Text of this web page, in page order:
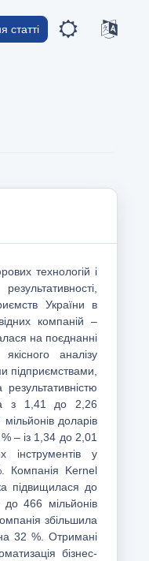
статті
технологій і
України в
компаній –
на поєднанні
аналізу
підприємствами,
з 1,41 до 2,26
доларів
– із 1,34 до 2,01
у
Компанія Kernel
підвищилася до
466 мільйонів
збільшила
32 %. Отримані
бізнес-